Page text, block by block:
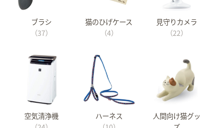
ブラシ
（37）
猫のひげケース
（4）
見守りカメラ
（22）
空気清浄機
ハーネス
人間向け猫グッ